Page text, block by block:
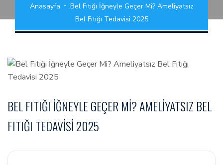
Anasayfa
Bel Fıtığı İğneyle Geçer Mi? Ameliyatsız
Bel Fıtığı Tedavisi 2025
BEL FITIĞI İĞNEYLE GEÇER MI? AMELIYATSIZ BEL
FITIĞI TEDAVISI 2025